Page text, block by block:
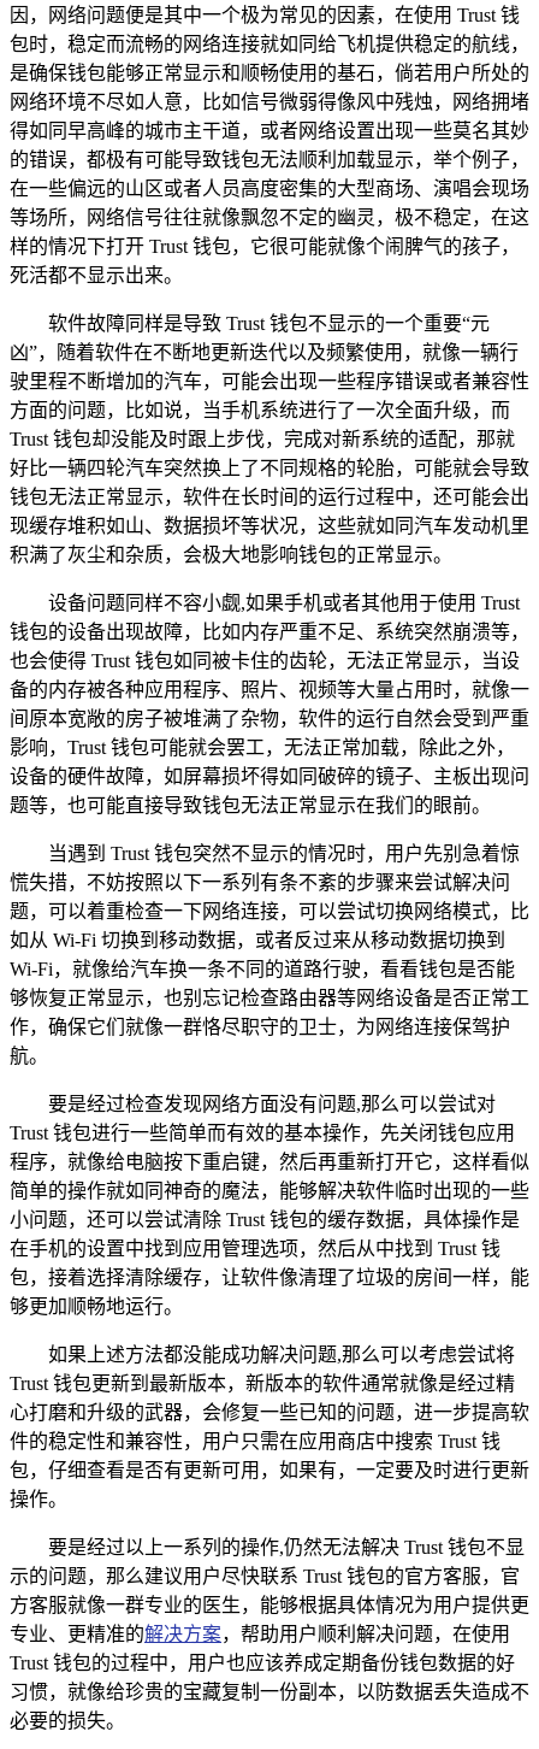
因，网络问题便是其中一个极为常见的因素，在使用 Trust 钱
包时，稳定而流畅的网络连接就如同给飞机提供稳定的航线，
是确保钱包能够正常显示和顺畅使用的基石，倘若用户所处的
网络环境不尽如人意，比如信号微弱得像风中残烛，网络拥堵
得如同早高峰的城市主干道，或者网络设置出现一些莫名其妙
的错误，都极有可能导致钱包无法顺利加载显示，举个例子，
在一些偏远的山区或者人员高度密集的大型商场、演唱会现场
等场所，网络信号往往就像飘忽不定的幽灵，极不稳定，在这
样的情况下打开 Trust 钱包，它很可能就像个闹脾气的孩子，
死活都不显示出来。
软件故障同样是导致 Trust 钱包不显示的一个重要“元
凶”，随着软件在不断地更新迭代以及频繁使用，就像一辆行
驶里程不断增加的汽车，可能会出现一些程序错误或者兼容性
方面的问题，比如说，当手机系统进行了一次全面升级，而
Trust 钱包却没能及时跟上步伐，完成对新系统的适配，那就
好比一辆四轮汽车突然换上了不同规格的轮胎，可能就会导致
钱包无法正常显示，软件在长时间的运行过程中，还可能会出
现缓存堆积如山、数据损坏等状况，这些就如同汽车发动机里
积满了灰尘和杂质，会极大地影响钱包的正常显示。
设备问题同样不容小觑,如果手机或者其他用于使用 Trust
钱包的设备出现故障，比如内存严重不足、系统突然崩溃等，
也会使得 Trust 钱包如同被卡住的齿轮，无法正常显示，当设
备的内存被各种应用程序、照片、视频等大量占用时，就像一
间原本宽敞的房子被堆满了杂物，软件的运行自然会受到严重
影响，Trust 钱包可能就会罢工，无法正常加载，除此之外，
设备的硬件故障，如屏幕损坏得如同破碎的镜子、主板出现问
题等，也可能直接导致钱包无法正常显示在我们的眼前。
当遇到 Trust 钱包突然不显示的情况时，用户先别急着惊
慌失措，不妨按照以下一系列有条不紊的步骤来尝试解决问
题，可以着重检查一下网络连接，可以尝试切换网络模式，比
如从 Wi-Fi 切换到移动数据，或者反过来从移动数据切换到
Wi-Fi，就像给汽车换一条不同的道路行驶，看看钱包是否能
够恢复正常显示，也别忘记检查路由器等网络设备是否正常工
作，确保它们就像一群恪尽职守的卫士，为网络连接保驾护
航。
要是经过检查发现网络方面没有问题,那么可以尝试对
Trust 钱包进行一些简单而有效的基本操作，先关闭钱包应用
程序，就像给电脑按下重启键，然后再重新打开它，这样看似
简单的操作就如同神奇的魔法，能够解决软件临时出现的一些
小问题，还可以尝试清除 Trust 钱包的缓存数据，具体操作是
在手机的设置中找到应用管理选项，然后从中找到 Trust 钱
包，接着选择清除缓存，让软件像清理了垃圾的房间一样，能
够更加顺畅地运行。
如果上述方法都没能成功解决问题,那么可以考虑尝试将
Trust 钱包更新到最新版本，新版本的软件通常就像是经过精
心打磨和升级的武器，会修复一些已知的问题，进一步提高软
件的稳定性和兼容性，用户只需在应用商店中搜索 Trust 钱
包，仔细查看是否有更新可用，如果有，一定要及时进行更新
操作。
要是经过以上一系列的操作,仍然无法解决 Trust 钱包不显
示的问题，那么建议用户尽快联系 Trust 钱包的官方客服，官
方客服就像一群专业的医生，能够根据具体情况为用户提供更
专业、更精准的解决方案，帮助用户顺利解决问题，在使用
Trust 钱包的过程中，用户也应该养成定期备份钱包数据的好
习惯，就像给珍贵的宝藏复制一份副本，以防数据丢失造成不
必要的损失。